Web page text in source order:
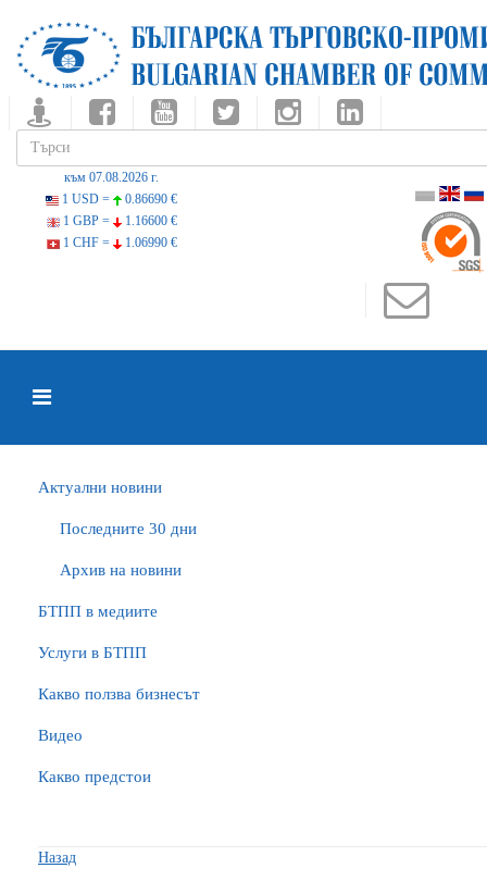
към 07.08.2026 г.
1 USD =
0.86690 €
1 GBP =
1.16600 €
1 CHF =
1.06990 €
Актуални новини
Последните 30 дни
Архив на новини
БTПП в медиите
Услуги в БТПП
Какво ползва бизнесът
Видео
Какво предстои
Назад